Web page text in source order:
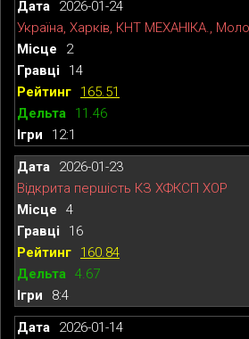
2026-01-24
Україна, Харків, КНТ МЕХАНІКА.,
2
14
165.51
11.46
12:1
2026-01-23
Відкрита першість КЗ ХФКСП ХОР
4
16
160.84
4.67
8:4
2026-01-14